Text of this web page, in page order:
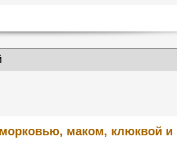
маком, клюквой и